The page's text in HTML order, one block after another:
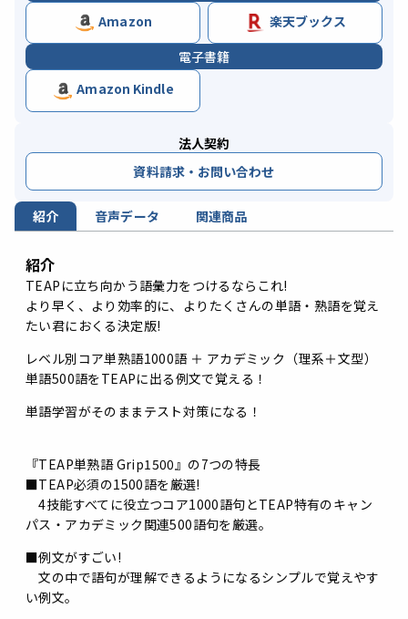
Amazon
楽天ブックス
電子書籍
Amazon Kindle
法人契約
資料請求・お問い合わせ
紹介 音声データ 関連商品
紹介
TEAPに立ち向かう語彙力をつけるならこれ!
より早く、より効率的に、よりたくさんの単語・熟語を覚え
たい君におくる決定版!
レベル別コア単熟語1000語 ＋ アカデミック（理系＋文型）
単語500語をTEAPに出る例文で覚える！
単語学習がそのままテスト対策になる！
『TEAP単熟語 Grip1500』の7つの特長
■TEAP必須の1500語を厳選!
4技能すべてに役立つコア1000語句とTEAP特有のキャン
パス・アカデミック関連500語句を厳選。
■例文がすごい!
文の中で語句が理解できるようになるシンプルで覚えやす
い例文。